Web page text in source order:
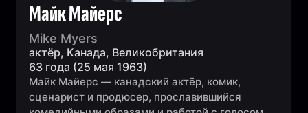
Майк Майерс
Mike Myers
актёр, Канада, Великобритания
63 года (25 мая 1963)
Майк Майерс — канадский актёр, комик,
сценарист и продюсер, прославившийся